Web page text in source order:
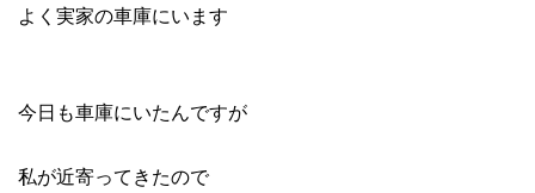
よく実家の車庫にいます
今日も車庫にいたんですが
私が近寄ってきたので